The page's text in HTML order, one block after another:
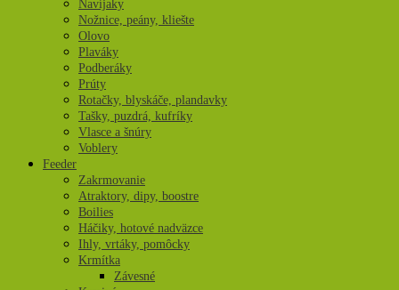
Navíjaky
Nožnice, peány, kliešte
Olovo
Plaváky
Podberáky
Prúty
Rotačky, blyskáče, plandavky
Tašky, puzdrá, kufríky
Vlasce a šnúry
Voblery
Feeder
Zakrmovanie
Atraktory, dipy, boostre
Boilies
Háčiky, hotové nadväzce
Ihly, vrtáky, pomôcky
Krmítka
Závesné